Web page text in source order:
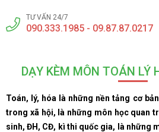
TƯ VẤN 24/7
090.333.1985 - 09.87.87.0217
DẠY KÈM MÔN TOÁN LÝ
Toán, lý, hóa là những nền tảng cơ
trong xã hội, là những môn học quan
sinh, ĐH, CĐ, kì thi quốc gia, là những